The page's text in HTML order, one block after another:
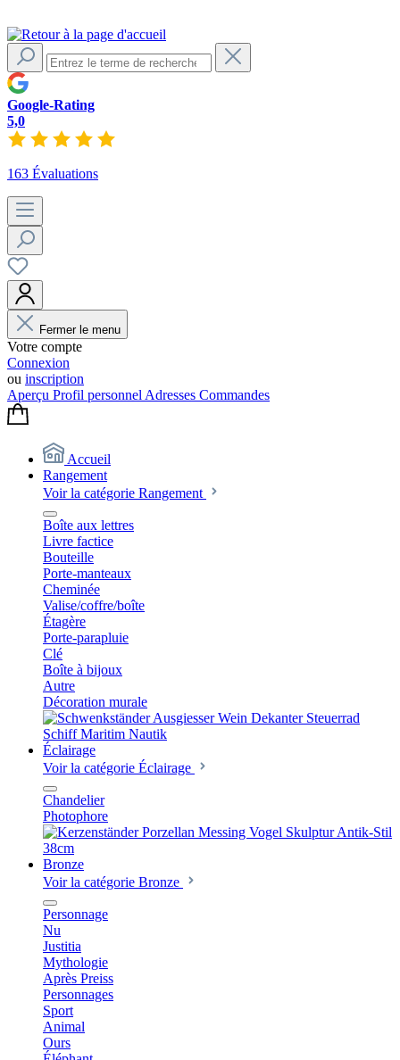
Google-Rating
5,0
163 Évaluations
Fermer le menu
Votre compte
Connexion
ou inscription
Aperçu Profil personnel Adresses Commandes
Accueil
Rangement
Voir la catégorie Rangement
Boîte aux lettres
Livre factice
Bouteille
Porte-manteaux
Cheminée
Valise/coffre/boîte
Étagère
Porte-parapluie
Clé
Boîte à bijoux
Autre
Décoration murale
Éclairage
Voir la catégorie Éclairage
Chandelier
Photophore
Bronze
Voir la catégorie Bronze
Personnage
Nu
Justitia
Mythologie
Après Preiss
Personnages
Sport
Animal
Ours